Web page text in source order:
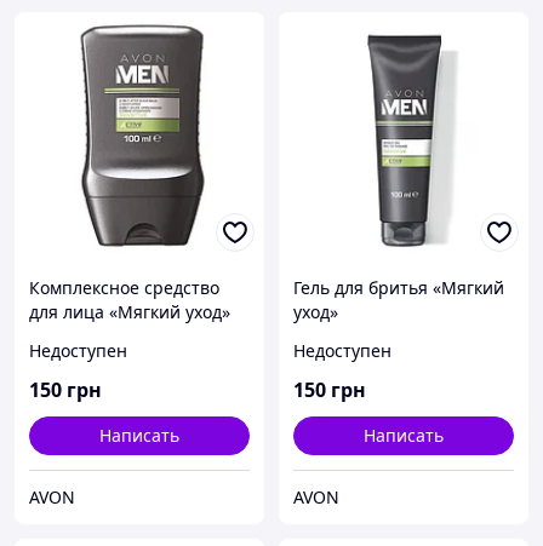
Комплексное средство
для лица «Мягкий уход»
бритья и увлажняющий
крем, 100 мл
Недоступен
150 грн
Написать
AVON
Гель для бритья «Мягкий
уход»
Недоступен
150 грн
Написать
AVON